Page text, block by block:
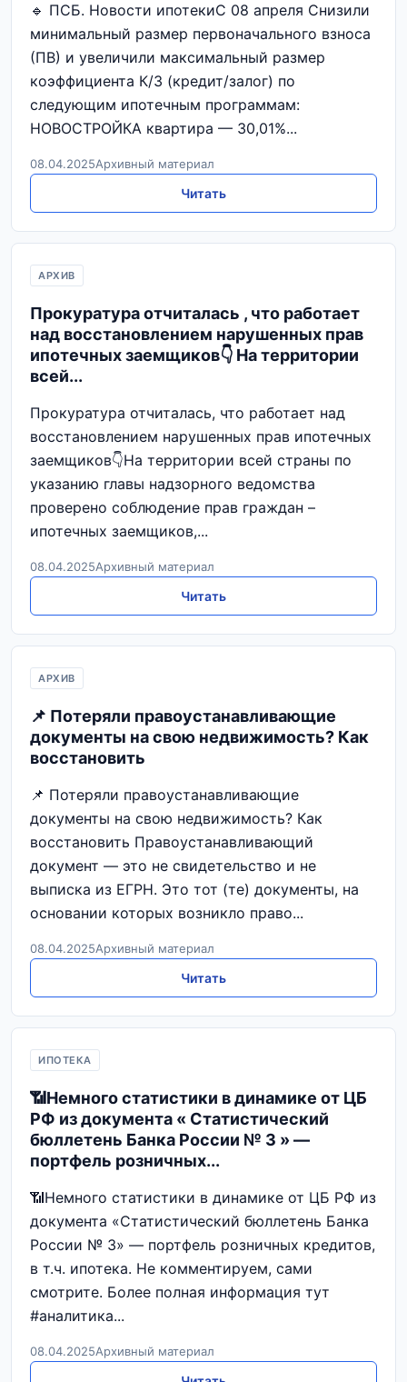
🔹 ПСБ. Новости ипотекиС 08 апреля Снизили
минимальный размер первоначального взноса
(ПВ) и увеличили максимальный размер
коэффициента К/З (кредит/залог) по
следующим ипотечным программам:
НОВОСТРОЙКА квартира — 30,01%...
08.04.2025Архивный материал
Читать
АРХИВ
Прокуратура отчиталась , что работает
над восстановлением нарушенных прав
ипотечных заемщиков👇 На территории
всей...
Прокуратура отчиталась, что работает над
восстановлением нарушенных прав ипотечных
заемщиков👇На территории всей страны по
указанию главы надзорного ведомства
проверено соблюдение прав граждан –
ипотечных заемщиков,...
08.04.2025Архивный материал
Читать
АРХИВ
📌 Потеряли правоустанавливающие
документы на свою недвижимость? Как
восстановить
📌 Потеряли правоустанавливающие
документы на свою недвижимость? Как
восстановить Правоустанавливающий
документ — это не свидетельство и не
выписка из ЕГРН. Это тот (те) документы, на
основании которых возникло право...
08.04.2025Архивный материал
Читать
ИПОТЕКА
📶Немного статистики в динамике от ЦБ
РФ из документа « Статистический
бюллетень Банка России № 3 » —
портфель розничных...
📶Немного статистики в динамике от ЦБ РФ из
документа «Статистический бюллетень Банка
России № 3» — портфель розничных кредитов,
в т.ч. ипотека. Не комментируем, сами
смотрите. Более полная информация тут
#аналитика...
08.04.2025Архивный материал